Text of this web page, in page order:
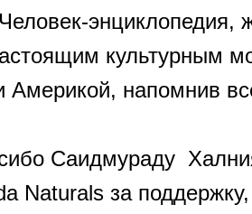
энциклопедия,
культурным
Америкой, напомнив
Саидмураду
Naturals за